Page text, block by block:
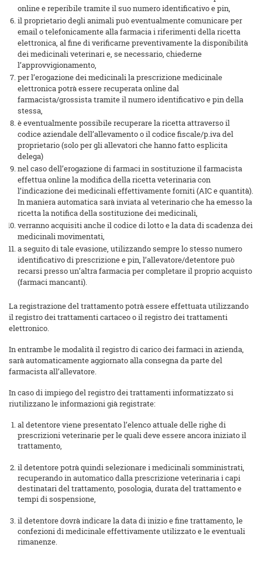
online e reperibile tramite il suo numero identificativo e pin,
il proprietario degli animali può eventualmente comunicare per
email o telefonicamente alla farmacia i riferimenti della ricetta
elettronica, al fine di verificarne preventivamente la disponibilità
dei medicinali veterinari e, se necessario, chiederne
l’approvvigionamento,
per l’erogazione dei medicinali la prescrizione medicinale
elettronica potrà essere recuperata online dal
farmacista/grossista tramite il numero identificativo e pin della
stessa,
è eventualmente possibile recuperare la ricetta attraverso il
codice aziendale dell’allevamento o il codice fiscale/p.iva del
proprietario (solo per gli allevatori che hanno fatto esplicita
delega)
nel caso dell’erogazione di farmaci in sostituzione il farmacista
effettua online la modifica della ricetta veterinaria con
l’indicazione dei medicinali effettivamente forniti (AIC e quantità).
In maniera automatica sarà inviata al veterinario che ha emesso la
ricetta la notifica della sostituzione dei medicinali,
verranno acquisiti anche il codice di lotto e la data di scadenza dei
medicinali movimentati,
a seguito di tale evasione, utilizzando sempre lo stesso numero
identificativo di prescrizione e pin, l’allevatore/detentore può
recarsi presso un’altra farmacia per completare il proprio acquisto
(farmaci mancanti).
La registrazione del trattamento potrà essere effettuata utilizzando
il registro dei trattamenti cartaceo o il registro dei trattamenti
elettronico.
In entrambe le modalità il registro di carico dei farmaci in azienda,
sarà automaticamente aggiornato alla consegna da parte del
farmacista all’allevatore.
In caso di impiego del registro dei trattamenti informatizzato si
riutilizzano le informazioni già registrate:
al detentore viene presentato l’elenco attuale delle righe di
prescrizioni veterinarie per le quali deve essere ancora iniziato il
trattamento,
il detentore potrà quindi selezionare i medicinali somministrati,
recuperando in automatico dalla prescrizione veterinaria i capi
destinatari del trattamento, posologia, durata del trattamento e
tempi di sospensione,
il detentore dovrà indicare la data di inizio e fine trattamento, le
confezioni di medicinale effettivamente utilizzato e le eventuali
rimanenze.